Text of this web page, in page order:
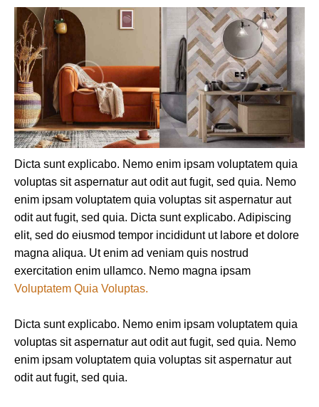
Dicta sunt explicabo. Nemo enim ipsam voluptatem quia
voluptas sit aspernatur aut odit aut fugit, sed quia. Nemo
enim ipsam voluptatem quia voluptas sit aspernatur aut
odit aut fugit, sed quia. Dicta sunt explicabo. Adipiscing
elit, sed do eiusmod tempor incididunt ut labore et dolore
magna aliqua. Ut enim ad veniam quis nostrud
exercitation enim ullamco. Nemo magna ipsam
Voluptatem Quia Voluptas.
Dicta sunt explicabo. Nemo enim ipsam voluptatem quia
voluptas sit aspernatur aut odit aut fugit, sed quia. Nemo
enim ipsam voluptatem quia voluptas sit aspernatur aut
odit aut fugit, sed quia.